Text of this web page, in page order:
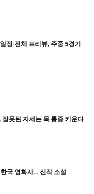
정·전체 프리뷰, 주중 5경기
못된 자세는 목 통증 키운다
국 영화사… 신작 소설